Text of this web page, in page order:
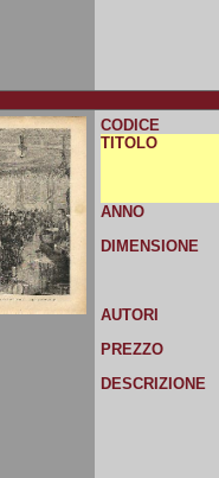
CODICE
TITOLO
ANNO
DIMENSIONE
AUTORI
PREZZO
DESCRIZIONE